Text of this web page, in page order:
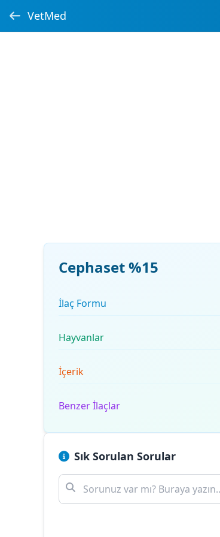
VetMed
Cephaset %15
İlaç Formu
Hayvanlar
İçerik
Benzer İlaçlar
Sık Sorulan Sorular